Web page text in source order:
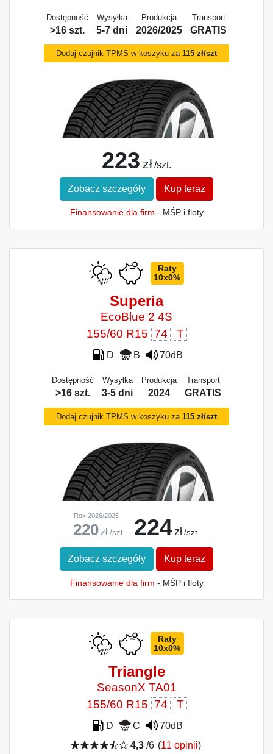
Dostępność
>16 szt.
Wysyłka
5-7 dni
Produkcja
2026/2025
Transport
GRATIS
Dodaj czujnik TPMS w koszyku za 115 zł/szt
223 zł /szt.
Zobacz szczegóły Kup teraz
Finansowanie dla firm - MŚP i floty
Raty
10x0%
Superia
EcoBlue 2 4S
155/60 R15 74 T
D B 70dB
Dostępność
>16 szt.
Wysyłka
3-5 dni
Produkcja
2024
Transport
GRATIS
Dodaj czujnik TPMS w koszyku za 115 zł/szt
Rok 2026/2025
220zł /szt. 224zł /szt.
Zobacz szczegóły Kup teraz
Finansowanie dla firm - MŚP i floty
Raty
10x0%
Triangle
SeasonX TA01
155/60 R15 74 T
D C
70dB
4,3/6 (11 opinii)